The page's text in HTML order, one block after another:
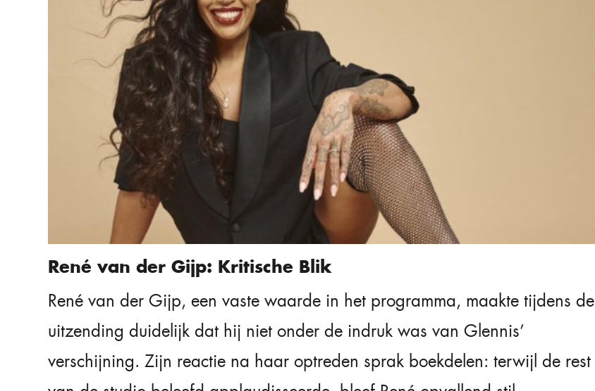
René van der Gijp: Kritische Blik
René van der Gijp, een vaste waarde in het programma, maakte tijdens de
uitzending duidelijk dat hij niet onder de indruk was van Glennis’
verschijning. Zijn reactie na haar optreden sprak boekdelen: terwijl de rest